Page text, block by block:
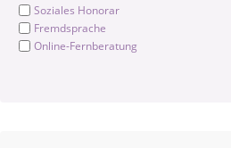
Soziales Honorar
Fremdsprache
Online-Fernberatung